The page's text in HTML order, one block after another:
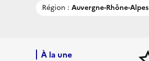
Région : Auvergne-Rhône-Alpes
À la une